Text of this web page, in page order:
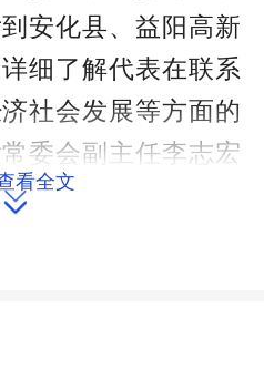
安化县、益阳高新
细了解代表在联系
社会发展等方面的
委会副主任李志宏
看全文
